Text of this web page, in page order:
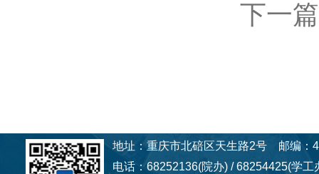
下一
地址：重庆市北碚区天生路2号 邮编：
电话：68252136(院办) / 68254425(学